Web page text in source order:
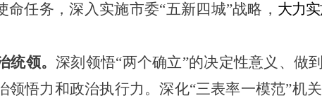
命任务，深入实施市委“五新四城”战略， 大力
统领。深刻领悟“两个确立”的决定性意义、做
悟力和政治执行力。深化“三表率一模范”机